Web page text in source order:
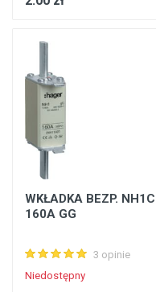
WKŁADKA BEZP. NH1C
160A GG
3 opinie
Niedostępny